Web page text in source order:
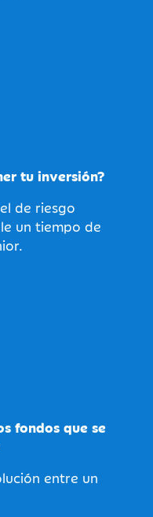
tu inversión?
de riesgo
un tiempo de
fondos que se
entre un